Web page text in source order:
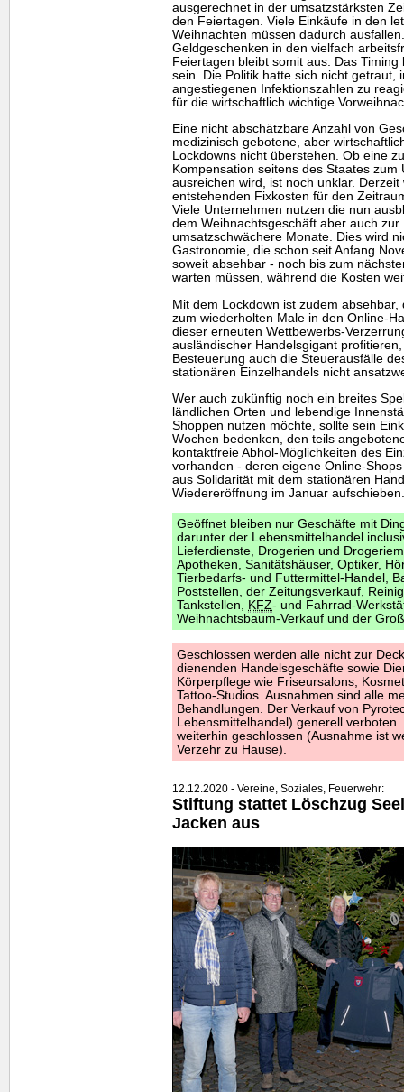
ausgerechnet in der umsatzstärksten
den Feiertagen. Viele Einkäufe in den
Weihnachten müssen dadurch
Geldgeschenken in den vielfach
Feiertagen bleibt somit aus. Das
sein. Die Politik hatte sich nicht getraut,
angestiegenen Infektionszahlen zu
für die wirtschaftlich wichtige
Eine nicht abschätzbare Anzahl von
medizinisch gebotene, aber
Lockdowns nicht überstehen. Ob eine
Kompensation seitens des Staates
ausreichen wird, ist noch unklar.
entstehenden Fixkosten für den
Viele Unternehmen nutzen die nun
dem Weihnachtsgeschäft aber auch zur
umsatzschwächere Monate. Dies wird
Gastronomie, die schon seit Anfang
soweit absehbar - noch bis zum
warten müssen, während die Kosten
Mit dem Lockdown ist zudem
zum wiederholten Male in den Online-
dieser erneuten Wettbewerbs-
ausländischer Handelsgigant
Besteuerung auch die Steuerausfälle
stationären Einzelhandels nicht
Wer auch zukünftig noch ein breites
ländlichen Orten und lebendige
Shoppen nutzen möchte, sollte sein
Wochen bedenken, den teils
kontaktfreie Abhol-Möglichkeiten des
vorhanden - deren eigene Online-
aus Solidarität mit dem stationären
Wiedereröffnung im Januar
Geöffnet bleiben nur Geschäfte mit
darunter der Lebensmittelhandel
Lieferdienste, Drogerien und
Apotheken, Sanitätshäuser, Optiker,
Tierbedarfs- und Futtermittel-Handel,
Poststellen, der Zeitungsverkauf,
Tankstellen, KFZ- und Fahrrad-
Weihnachtsbaum-Verkauf und der
Geschlossen werden alle nicht zur
dienenden Handelsgeschäfte sowie
Körperpflege wie Friseursalons,
Tattoo-Studios. Ausnahmen sind alle
Behandlungen. Der Verkauf von
Lebensmittelhandel) generell
weiterhin geschlossen (Ausnahme ist
Verzehr zu Hause).
12.12.2020 - Vereine, Soziales, Feuerwehr:
Stiftung stattet Löschzug
Jacken aus